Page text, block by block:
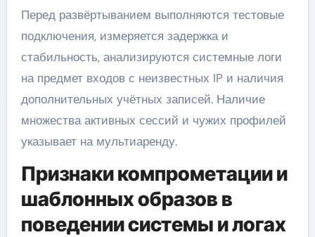
Перед развёртыванием выполняются тестовые
подключения, измеряется задержка и
стабильность, анализируются системные логи
на предмет входов с неизвестных IP и наличия
дополнительных учётных записей. Наличие
множества активных сессий и чужих профилей
указывает на мультиаренду.
Признаки компрометации и
шаблонных образов в
поведении системы и логах